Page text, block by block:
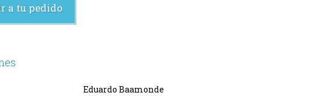
a tu pedido
Eduardo Baamonde